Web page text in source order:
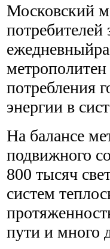
Московский
потребителей
потребления
энергии в
На балансе
подвижного
800 тысяч
систем
пути и много